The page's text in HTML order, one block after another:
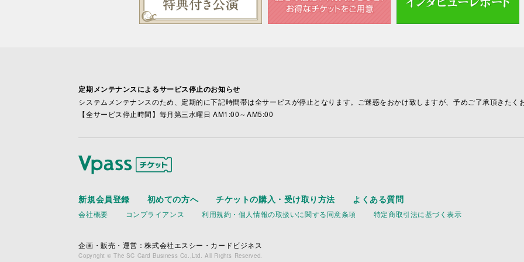
定期メンテナンスによるサービス停止のお知らせ
システムメンテナンスのため、定期的に下記時間帯は全サービスが停止となります。ご迷惑をおかけ致しますが、予めご了承頂きたく
【全サービス停止時間】毎月第三水曜日 AM1:00～AM5:00
新規会員登録 初めての方へ チケットの購入・受け取り方法 よくある質問
会社概要 コンプライアンス 利用規約・個人情報の取扱いに関する同意条項 特定商取引法に基づく表示
企画・販売・運営：株式会社エスシー・カードビジネス
Copyright © The SC Card Business Co.,Ltd. All Rights Reserved.